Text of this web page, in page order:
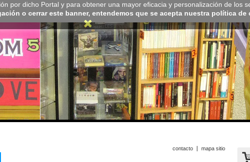
por dicho Portal y para obtener una mayor eficacia y personalización de los
o cerrar este banner, entendemos que se acepta nuestra política de
contacto mapa sitio